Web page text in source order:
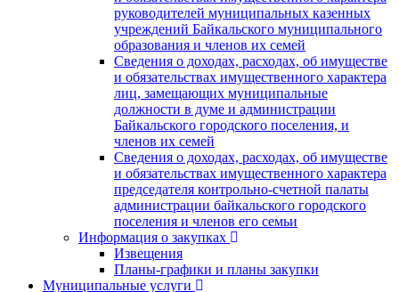
руководителей муниципальных казенных
учреждений Байкальского муниципального
образования и членов их семей
Сведения о доходах, расходах, об имуществе
и обязательствах имущественного характера
лиц, замещающих муниципальные
должности в думе и администрации
Байкальского городского поселения, и
членов их семей
Сведения о доходах, расходах, об имуществе
и обязательствах имущественного характера
председателя контрольно-счетной палаты
администрации байкальского городского
поселения и членов его семьи
Информация о закупках
Извещения
Планы-графики и планы закупки
Муниципальные услуги